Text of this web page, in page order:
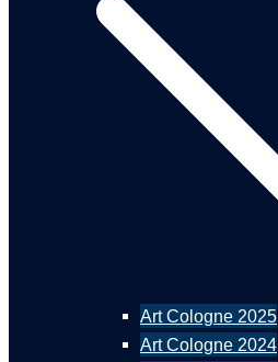
Art Cologne 2025
Art Cologne 2024